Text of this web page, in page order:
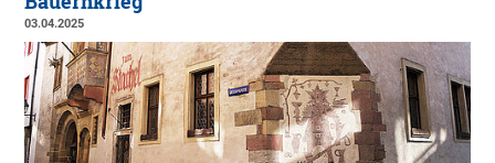
03.04.2025